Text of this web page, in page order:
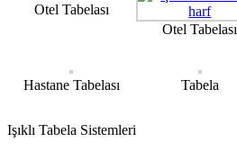
Otel Tabelası
Otel Tabelası
Hastane Tabelası Tabela
Işıklı Tabela Sistemleri